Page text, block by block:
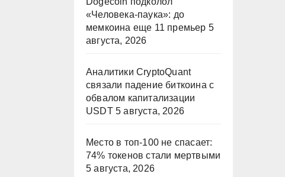
«Человека-паука»: до
мемкоина еще 11 премьер 5
августа, 2026
Аналитики CryptoQuant
связали падение биткоина с
обвалом капитализации
USDT 5 августа, 2026
Место в топ-100 не спасает:
74% токенов стали мертвыми
5 августа, 2026